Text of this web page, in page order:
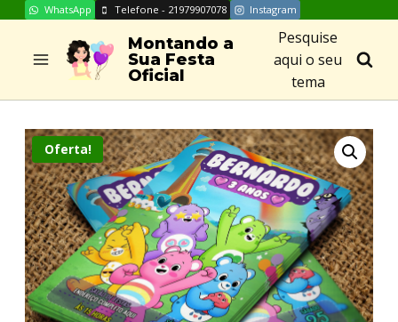
Skip
content
WhatsApp Telefone - 21979907078 Instagram
Montando a
Sua Festa
Oficial
Pesquise
aqui o seu
tema
Oferta!